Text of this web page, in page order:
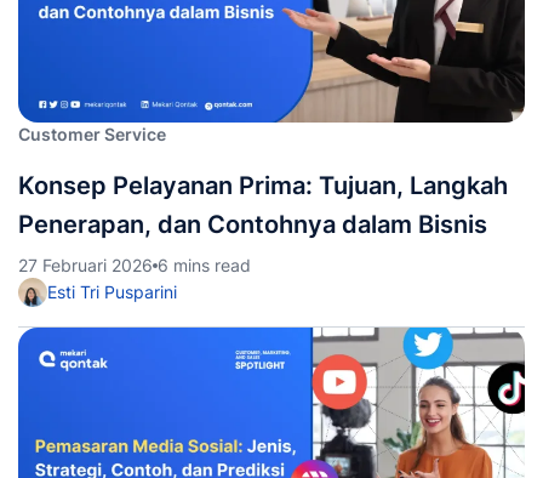
Customer Service
Konsep Pelayanan Prima: Tujuan, Langkah
Penerapan, dan Contohnya dalam Bisnis
27 Februari 2026 6 mins read
Esti Tri Pusparini